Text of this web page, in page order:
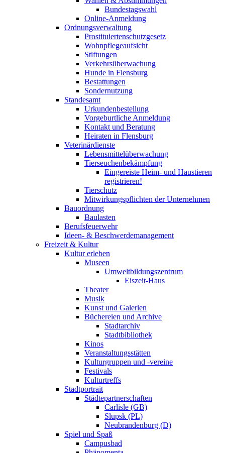
Bundestagswahl
Online-Anmeldung
Ordnungsverwaltung
Prostituiertenschutzgesetz
Wohnpflegeaufsicht
Stiftungen
Verkehrsüberwachung
Hunde in Flensburg
Bestattungen
Sondernutzung
Standesamt
Urkundenbestellung
Vorgeburtliche Anmeldung
Kontakt und Beratung
Heiraten in Flensburg
Veterinärdienste
Lebensmittelüberwachung
Tierseuchenbekämpfung
Eingereiste Heim- und Haustieren
registrieren!
Tierschutz
Mitwirkungspflichten der Unternehmen
Bauordnung
Baulasten
Berufsfeuerwehr
Ideen- & Beschwerdemanagement
Freizeit & Kultur
Kultur erleben
Museen
Umweltbildungszentrum
Eiszeit-Haus
Theater
Musik
Kunst und Galerien
Büchereien und Archive
Stadtarchiv
Stadtbibliothek
Kinos
Veranstaltungsstätten
Kulturgruppen und -vereine
Festivals
Kulturtreffs
Stadtportrait
Städtepartnerschaften
Carlisle (GB)
Slupsk (PL)
Neubrandenburg (D)
Spiel und Spaß
Campusbad